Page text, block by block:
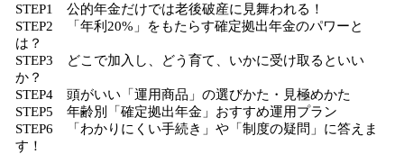
STEP1 公的年金だけでは老後破産に見舞われる！
STEP2 「年利20%」をもたらす確定拠出年金のパワーと
は？
STEP3 どこで加入し、どう育て、いかに受け取るといい
か？
STEP4 頭がいい「運用商品」の選びかた・見極めかた
STEP5 年齢別「確定拠出年金」おすすめ運用プラン
STEP6 「わかりにくい手続き」や「制度の疑問」に答えま
す！